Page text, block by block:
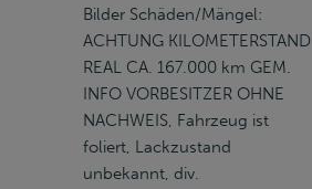
Bilder Schäden/Mängel:
ACHTUNG KILOMETERSTAND
REAL CA. 167.000 km GEM.
INFO VORBESITZER OHNE
NACHWEIS, Fahrzeug ist
foliert, Lackzustand
unbekannt, div.